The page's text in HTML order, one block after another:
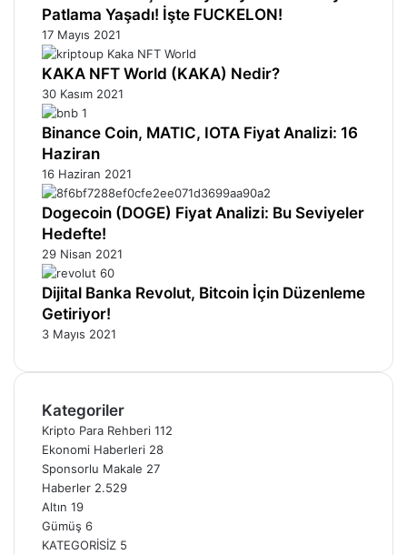
Patlama Yaşadı! İşte FUCKELON!
17 Mayıs 2021
KAKA NFT World (KAKA) Nedir?
30 Kasım 2021
Binance Coin, MATIC, IOTA Fiyat Analizi: 16
Haziran
16 Haziran 2021
Dogecoin (DOGE) Fiyat Analizi: Bu Seviyeler
Hedefte!
29 Nisan 2021
Dijital Banka Revolut, Bitcoin İçin Düzenleme
Getiriyor!
3 Mayıs 2021
Kategoriler
Kripto Para Rehberi 112
Ekonomi Haberleri 28
Sponsorlu Makale 27
Haberler 2.529
Altın 19
Gümüş 6
KATEGORİSİZ 5